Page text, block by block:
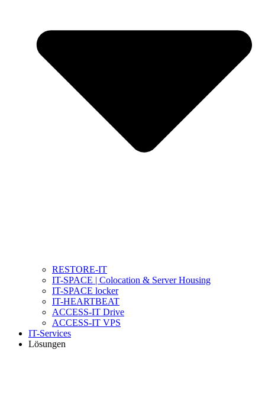
RESTORE-IT
IT-SPACE | Colocation & Server Housing
IT-SPACE locker
IT-HEARTBEAT
ACCESS-IT Drive
ACCESS-IT VPS
IT-Services
Lösungen